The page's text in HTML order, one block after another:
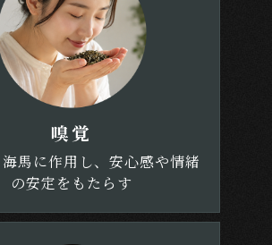
嗅覚
馬に作用し、安心感や情緒
の安定をもたらす